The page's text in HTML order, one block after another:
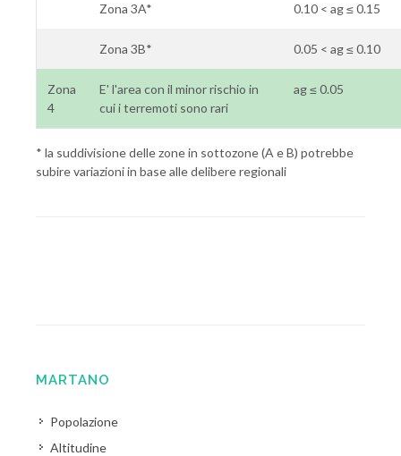
Zona 3A* 0.10 < ag ≤ 0.15
Zona 3B* 0.05 < ag ≤ 0.10
Zona
4
E' l'area con il minor rischio in
cui i terremoti sono rari
ag ≤ 0.05
* la suddivisione delle zone in sottozone (A e B) potrebbe
subire variazioni in base alle delibere regionali
MARTANO
Popolazione
Altitudine